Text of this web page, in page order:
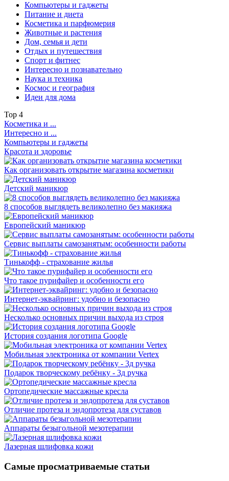
Компьютеры и гаджеты
Питание и диета
Косметика и парфюмерия
Животные и растения
Дом, семья и дети
Отдых и путешествия
Спорт и фитнес
Интересно и познавательно
Наука и техника
Космос и география
Идеи для дома
Top 4
Косметика и ...
Интересно и ...
Компьютеры и гаджеты
Красота и здоровье
Как организовать открытие магазина косметики
Детский маникюр
8 способов выглядеть великолепно без макияжа
Европейский маникюр
Сервис выплаты самозанятым: особенности работы
Тинькофф - страхование жилья
Что такое пурифайер и особенности его
Интернет-эквайринг: удобно и безопасно
Несколько основных причин выхода из строя
История создания логотипа Google
Мобильная электроника от компании Vertex
Подарок творческому ребёнку - 3д ручка
Ортопедические массажные кресла
Отличие протеза и эндопротеза для суставов
Аппараты безыгольной мезотерапии
Лазерная шлифовка кожи
Самые просматриваемые статьи